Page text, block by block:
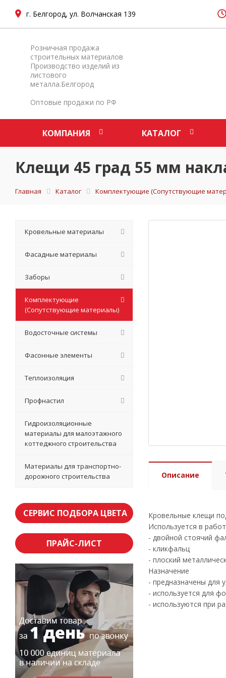
г. Белгород, ул. Волчанская 139
Розничная продажа
строительных материалов
Производство изделий из
листового
металла.Белгород
Оптовые продажи по РФ
КОМПАНИЯ КАТАЛОГ
Клещи 45 град 55 мм
Главная Каталог Комплектующие (Сопутствующие
Описание
Кровельные клещи
Используется в
- двойной стоячий
- кликфальц
- плоский
Назначение
- предназначены для
- используется для
- используются при
Кровельные материалы
Фасадные материалы
Заборы
Комплектующие
(Сопутствующие материалы)
Водосточные системы
Фасонные элементы
Теплоизоляция
Профнастил
Гидроизоляционные
материалы для малоэтажного
коттеджного строительства
Материалы для транспортно-
дорожного строительства
СЕРВИС ПОДБОРА ЦВЕТА
ПРАЙС-ЛИСТ